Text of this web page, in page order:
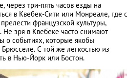
через три-пять часов езды на
в Квебек-Сити или Монреале, где с
французской культуры,
Не зря в Квебеке часто снимают
о событиях, которые якобы
С той же легкостью из
в Нью-Йорк или Бостон.